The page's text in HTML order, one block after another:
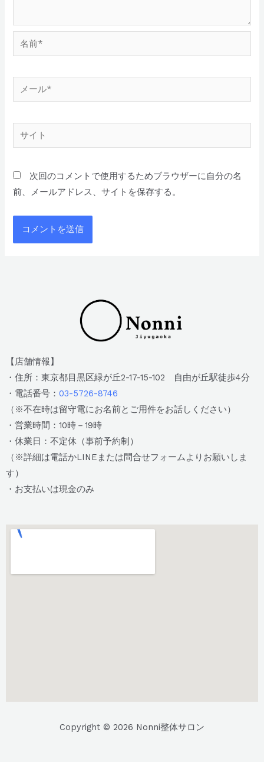
次回のコメントで使用するためブラウザーに自分の名
前、メールアドレス、サイトを保存する。
【店舗情報】
・住所：東京都目黒区緑が丘2-17-15-102 自由が丘駅徒歩4分
・電話番号： 03-5726-8746
（※不在時は留守電にお名前とご用件をお話しください）
・営業時間：10時－19時
・休業日：不定休（事前予約制）
（※詳細は電話かLINEまたは問合せフォームよりお願いしま
す）
・お支払いは現金のみ
Copyright © 2026 Nonni整体サロン